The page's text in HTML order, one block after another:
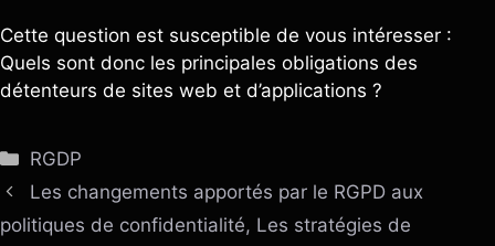
Cette question est susceptible de vous intéresser :
Quels sont donc les principales obligations des
détenteurs de sites web et d’applications ?
Catégories
RGDP
Les changements apportés par le RGPD aux
politiques de confidentialité, Les stratégies de